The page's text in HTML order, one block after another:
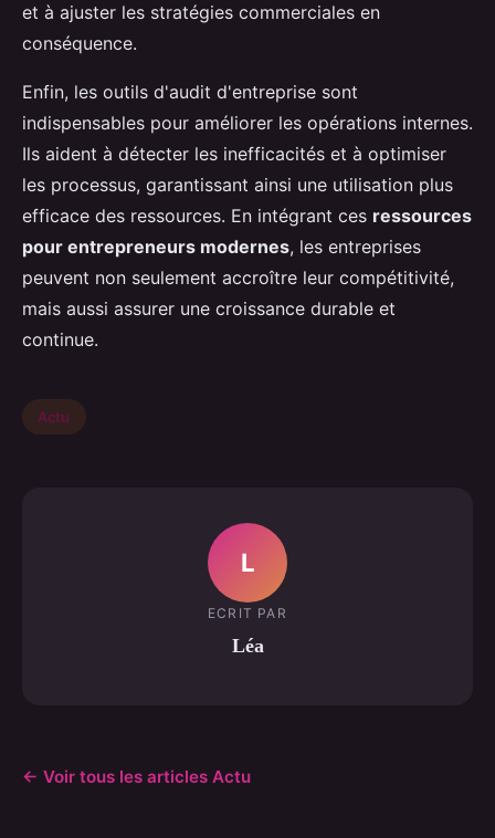
et à ajuster les stratégies commerciales en
conséquence.
Enfin, les outils d'audit d'entreprise sont
indispensables pour améliorer les opérations internes.
Ils aident à détecter les inefficacités et à optimiser
les processus, garantissant ainsi une utilisation plus
efficace des ressources. En intégrant ces ressources
pour entrepreneurs modernes, les entreprises
peuvent non seulement accroître leur compétitivité,
mais aussi assurer une croissance durable et
continue.
Actu
L
ECRIT PAR
Léa
← Voir tous les articles Actu